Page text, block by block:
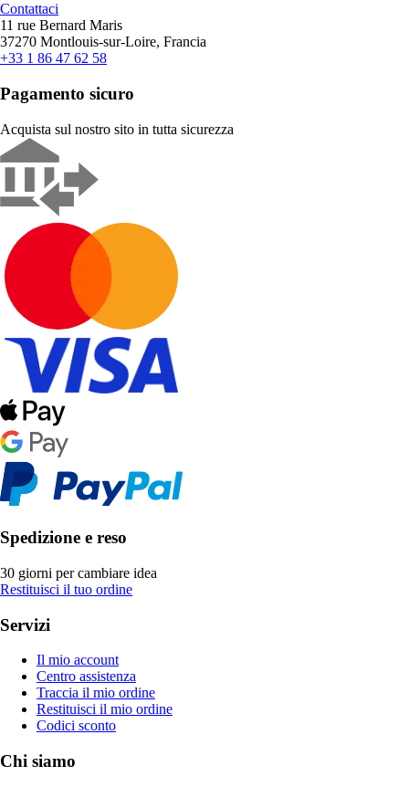
Contattaci
11 rue Bernard Maris
37270 Montlouis-sur-Loire, Francia
+33 1 86 47 62 58
Pagamento sicuro
Acquista sul nostro sito in tutta sicurezza
Spedizione e reso
30 giorni per cambiare idea
Restituisci il tuo ordine
Servizi
Il mio account
Centro assistenza
Traccia il mio ordine
Restituisci il mio ordine
Codici sconto
Chi siamo